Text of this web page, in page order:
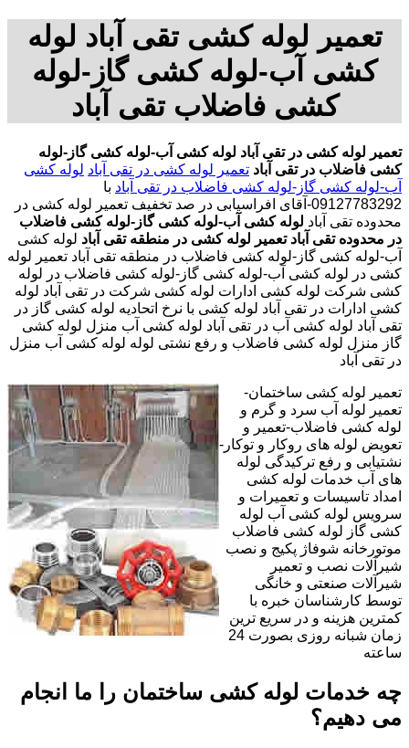
تعمیر لوله کشی تقی آباد لوله
کشی آب-لوله کشی گاز-لوله
کشی فاضلاب تقی آباد
تعمیر لوله کشی در تقی آباد لوله کشی آب-لوله کشی گاز-لوله
کشی فاضلاب در تقی آباد تعمیر لوله کشی در تقی آباد لوله کشی
آب-لوله کشی گاز-لوله کشی فاضلاب در تقی آباد با
09127783292-آقای افراسیابی در صد تخفیف
تعمیر لوله کشی در
محدوده تقی آباد لوله کشی آب-لوله کشی گاز-لوله کشی فاضلاب
در محدوده تقی آباد تعمیر لوله کشی در منطقه تقی آباد لوله کشی
آب-لوله کشی گاز-لوله کشی فاضلاب در منطقه تقی آباد تعمیر لوله
کشی در لوله کشی آب-لوله کشی گاز-لوله کشی فاضلاب در لوله
کشی شرکت لوله کشی ادارات لوله کشی شرکت در تقی آباد لوله
کشی ادارات در تقی آباد لوله کشی با نرخ اتحادیه لوله کشی گاز در
تقی آباد لوله کشی آب در تقی آباد لوله کشی آب منزل لوله کشی
گاز منزل لوله کشی فاضلاب و رفع نشتی لوله لوله کشی آب منزل
در تقی آباد
تعمیر لوله کشی ساختمان-
تعمیر لوله آب سرد و گرم و
لوله کشی فاضلاب-تعمیر و
تعویض لوله های روکار و توکار-
نشتیابی و رفع ترکیدگی لوله
های آب خدمات لوله کشی
امداد تاسیسات و تعمیرات و
سرویس لوله کشی آب لوله
کشی گاز لوله کشی فاضلاب
موتورخانه شوفاژ پکیج و نصب
شیرآلات نصب و تعمیر
شیرآلات صنعتی و خانگی
توسط کارشناسان خبره با
کمترین هزینه و در سریع ترین
زمان شبانه روزی بصورت 24
ساعته
چه خدمات لوله کشی ساختمان را ما انجام
می دهیم؟